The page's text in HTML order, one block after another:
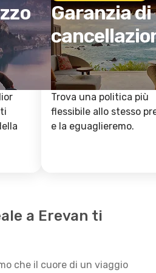
Garanzia di
Trova una politica più
flessibile allo stesso
e la eguaglieremo.
a Erevan ti
che il cuore di un viaggio